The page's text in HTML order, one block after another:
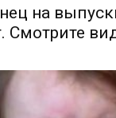
на
Смотрите